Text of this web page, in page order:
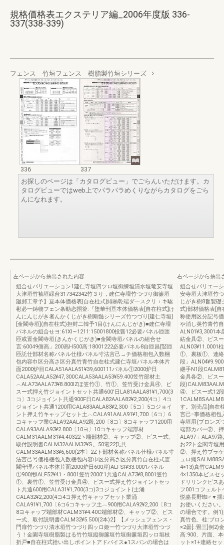
規格価格表エクステリア編_2006年度版 336-
337(338-339)
フェンス 竹垣フェンス 樹脂製竹垣シリーズ
336
337
お探しのページは「カタログビュー」でごらんいただけます。カ
タログビューではweb上でパラパラめくりながらカタログをごら
んになれます。
左ページから抽出された内容
組合せバリエーション1建仁寺垣四ツロ垣御練垣清水垣竜安寺垣
大津垣竹袖垣緑台317342342竹３り，建仁寺壇竹つづり御簾垣
廻郵工章予】亘本体価格表[自在柱式]緋賄乾端ダ一スクリ︲キ駆
彬必一鋳物フェン条勁恋摺釜:『堕華刊亘本体価格表[自在柱式]け
んにんじがき者んかくじがき樹剛髄シリーズ竹つづり[建仁寺垣]
[金閣寺垣](自在柱式)担封二韓予1目(けんにんじがき)■建仁寺壇
パネルの組合せヨ:61Xl∼1211:15001800投醤12必要パネル匝匝
匝或置金閣寺垣(きんかくじがき)■金閣寺垣パネルの組合せ
言:60049側高」200高H500高:18001222必要パネル8自匝昌[竪匝
匝託仕部材名称パネル仕様パネル寸法言己→チ価格相包入数梱
包内容巾区分高さ区分真竹青竹自在柱式建仁寺垣パネル本体片
面2000炉目CALA51AALA51¥39,600111パネル①2000炉日
CALA52AALA52¥47,300CALA53AALA53¥59.400笠竹部材土
︵ALA73AALA73¥8.800lZほ笠竹①、竹①、笠竹受け金具④、ビ
スー式押え竹ジョイントセット共通600'日LA81AALA81¥1,700(3
コ〕3コジョイント共通900F日CALA82AALA82¥2,200(4コ〕4コ
ジョイント共通1200用CALA83AALA83¥2,300〔5コ〕5コジョイ
ント押え竹キャップセット土︵CALA91AALA91¥1,700〔6コ〕6
コキャッフ業CALA92AALA92殺,200〔8コ〕8コキャッフ1200用
CALA93AALA93¥2.800〔10ヨ〕10コキャッフ端部材
CALM31AALM31¥4.40322ヽ端部材②、キャップ②、ビスー式、
取付説明書CALM32AALM32¥S。50電22氏共
CALM33AALM33¥6,600(2本〕2Zト部材名称パネル仕様パネル寸
法言己号価格梱包入数梱包内容巾区分高さ区分真竹自在柱式霊
閣守理パネル本体片面2000炉日600岸)ALFSl¥33.0001パネル
①900用IALF52¥41・8001笠竹2000'1共通CALA73¥8,8001笠竹
①、裏竹①、笠竹受け金具④、ビスー式押え竹ジョイントセッ
ト共通600用CALA31¥1,700(3コ)3コジョイント(士涌
CALA32¥2,200(4コ4コ押え竹キャップセット業涌
CALA91¥1,700〔6コ6コキャッフ土︵900用CALA92¥2,200〔8コ
8ヨキャップ端部材CALM31¥4.40C端部材②、キャップ②、ビス
ー式、取付説明書CALM32¥5.500(2本)2】【メッシュフェンス・
門扉竹つづり清水垣竹つづり四ッロ姫一竹つづり大津垣竹つづ
う！金園寺垣樹脂製はる竹竹垣縦御簾垣竹垣御簾垣四ッロ垣枝
折戸■自在柱式拾い出しポイントアドバイス●1スパンの場合は
右ページから抽出
組合せパリエー
安寺垣大津垣竹
じがき樹8旨製
式)部材価格表[自
称使用区分記号
や消し英竹青竹
ALN01¥3,3001
結金具②、ビス
ALN03¥11.0001
①、裏板①、連絡
段」
継手N1段
金具各②、ビスー
段
④、ビスー式12
す。別売品[自在
言己=事価格相包
寺垣用(ブロンズ
端部カバー②、
ALA97」ALA97
お22ト金閣寺垣
②、押え竹ブラ
ュロ縄
4×13)真竹
4×1350本ビスセ
ドリリンクビス
フ001コフェル
悦嘉長野蜘♂▼揺
お使いください
の場合です。例
真竹色、柱:ブロ
×2曇[::畳三]例2)
高:900、片面、
ット×1+連絡セ